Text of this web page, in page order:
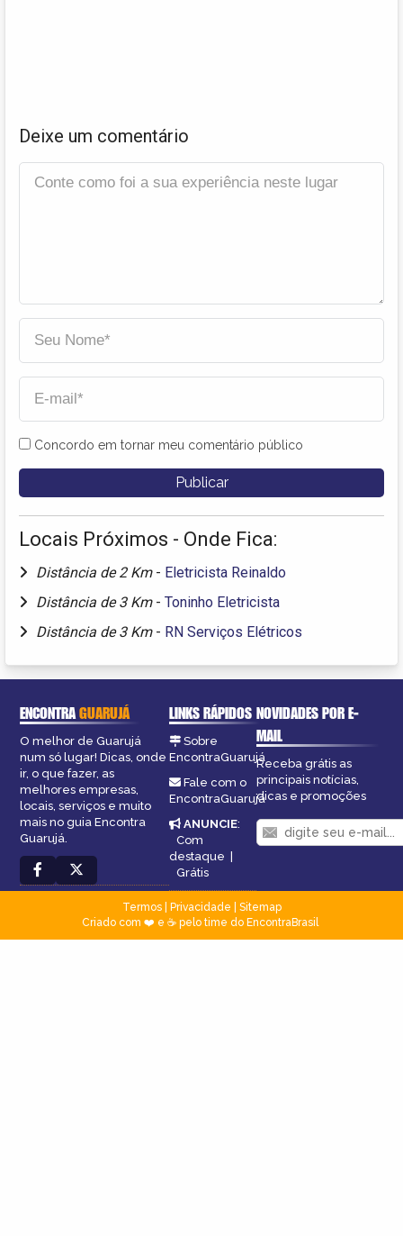
Deixe um comentário
Concordo em tornar meu comentário público
Locais Próximos - Onde Fica:
Distância de 2 Km - Eletricista Reinaldo
Distância de 3 Km - Toninho Eletricista
Distância de 3 Km - RN Serviços Elétricos
ENCONTRAGUARUJÁ
O melhor de Guarujá
num só lugar! Dicas, onde
ir, o que fazer, as
melhores empresas,
locais, serviços e muito
mais no guia Encontra
Guarujá.
LINKS RÁPIDOS
Sobre
EncontraGuarujá
Fale com o
EncontraGuarujá
ANUNCIE:
Com
destaque |
Grátis
NOVIDADES POR E-
MAIL
Receba grátis as
principais notícias,
dicas e promoções
Termos| Privacidade
Sitemap
Criado com ❤️ e ☕ pelo time do EncontraBrasil